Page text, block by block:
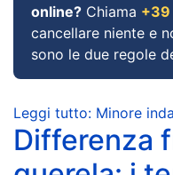
online? Chiama
cancellare niente e
sono le due regole
Leggi tutto: Minore
Differenza